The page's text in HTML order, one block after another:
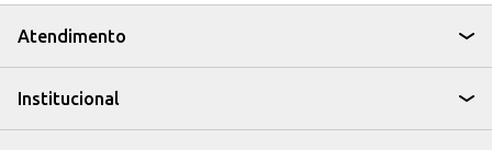
Adicione em omeletes e ovos mexidos para um café da manhã saboroso.
Use em receitas de tortas e quiches, agregando sabor e textura.
O Queijo Ralado Kiformaggio é uma escolha conveniente para quem busca
Atendimento
Institucional